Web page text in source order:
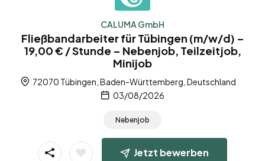
CALUMA GmbH
Fließbandarbeiter für Tübingen (m/w/d) –
19,00 € / Stunde – Nebenjob, Teilzeitjob,
Minijob
72070 Tübingen, Baden-Württemberg, Deutschland
03/08/2026
Nebenjob
Jetzt bewerben